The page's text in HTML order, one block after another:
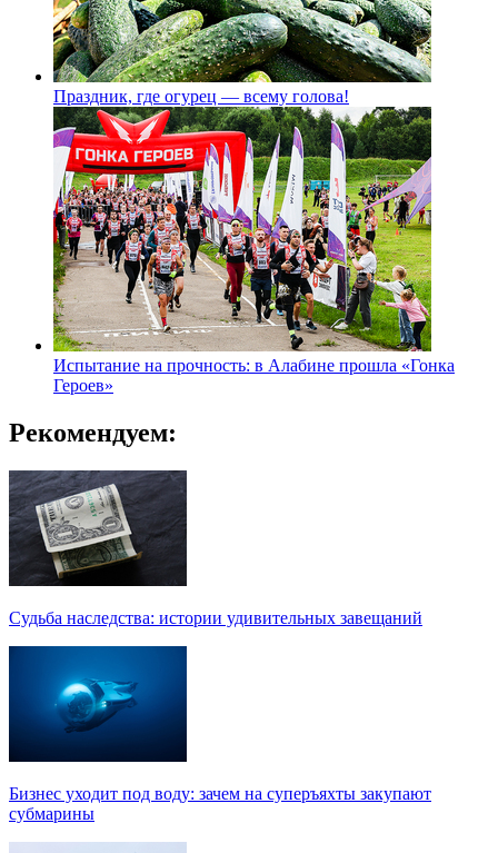
Праздник, где огурец — всему голова!
Испытание на прочность: в Алабине прошла «Гонка
Героев»
Рекомендуем:
Судьба наследства: истории удивительных завещаний
Бизнес уходит под воду: зачем на суперъяхты закупают
субмарины